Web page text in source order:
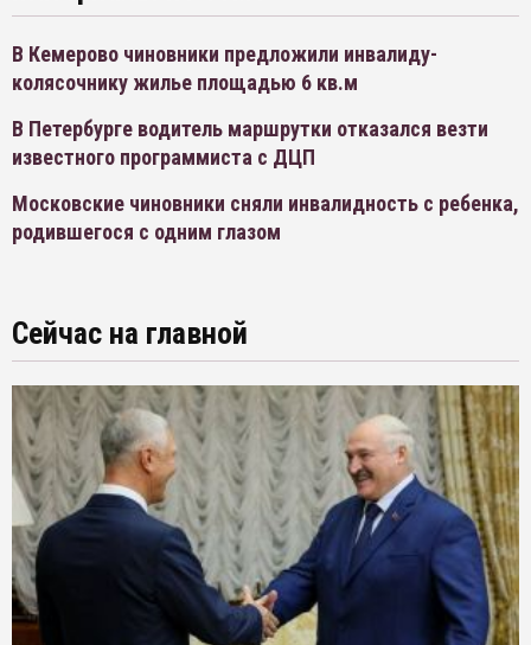
В Кемерово чиновники предложили инвалиду-
колясочнику жилье площадью 6 кв.м
В Петербурге водитель маршрутки отказался везти
известного программиста с ДЦП
Московские чиновники сняли инвалидность с ребенка,
родившегося с одним глазом
Сейчас на главной